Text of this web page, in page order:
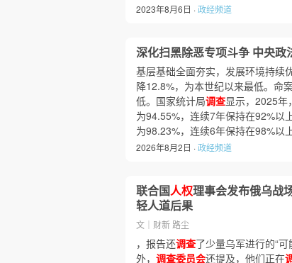
2023年8月6日 ·政经频道
深化扫黑除恶专项斗争 中央政
基层基础全面夯实，发展环境持续
降12.8%，为本世纪以来最低。命
低。国家统计局调查显示，2025年
为94.55%，连续7年保持在92%以
为98.23%，连续6年保持在98%
2026年8月2日 ·政经频道
联合国人权理事会发布俄乌战
轻人道后果
文｜财新 路尘
，报告还调查了少量乌军进行的“
外， 调查委员会还提及，他们正在